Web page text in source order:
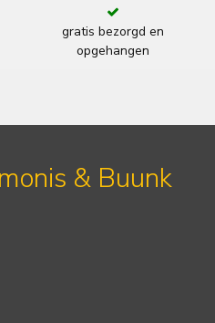
gratis bezorgd en
opgehangen
& Buunk